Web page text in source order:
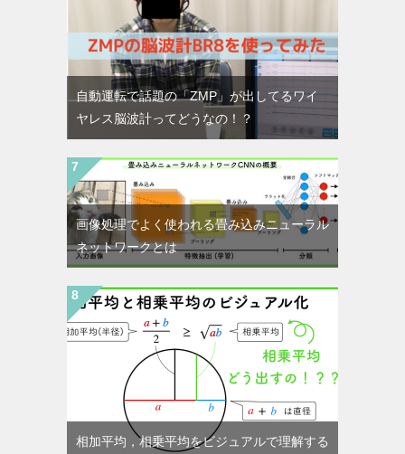
自動運転で話題の「ZMP」が出してるワイ
ヤレス脳波計ってどうなの！？
画像処理でよく使われる畳み込みニューラル
ネットワークとは
相加平均，相乗平均をビジュアルで理解する